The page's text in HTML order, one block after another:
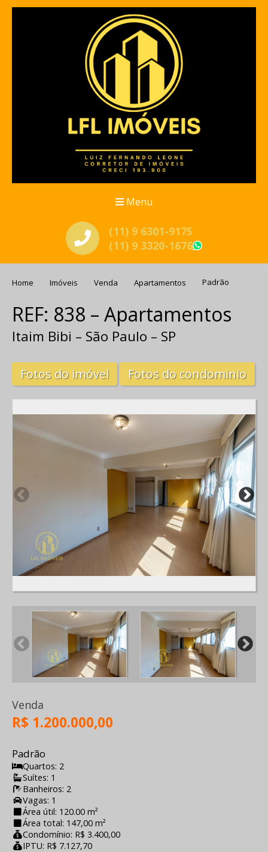
Menu
(11) 9 6301-9175
(11) 9 3320-1676
Home Imóveis Venda Apartamentos Padrão
REF: 838 – Apartamentos
Itaim Bibi – São Paulo – SP
Fotos do imóvel Fotos do condominio
Venda
R$ 1.200.000,00
Padrão
Quartos: 2
Suítes: 1
Banheiros: 2
Vagas: 1
Área útil: 120.00 m²
Área total: 147,00 m²
Condomínio: R$ 3.400,00
IPTU: R$ 7.127,70